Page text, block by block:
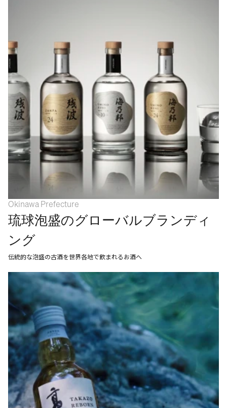
Okinawa Prefecture
琉球泡盛のグローバルブランディ
ング
伝統的な泡盛の古酒を世界各地で飲まれるお酒へ
WORK
SERVICES
ABOUT
APPROACH
CAREERS
CONTACT